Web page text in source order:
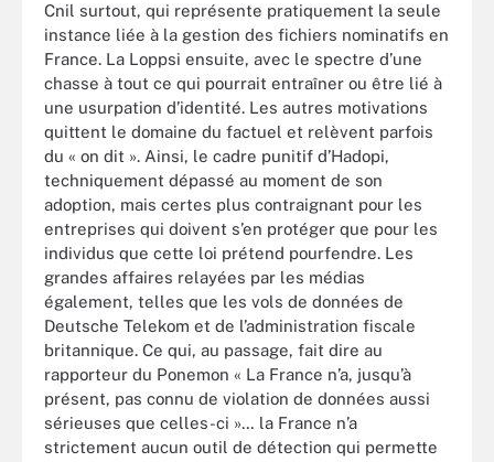
Cnil surtout, qui représente pratiquement la seule
instance liée à la gestion des fichiers nominatifs en
France. La Loppsi ensuite, avec le spectre d’une
chasse à tout ce qui pourrait entraîner ou être lié à
une usurpation d’identité. Les autres motivations
quittent le domaine du factuel et relèvent parfois
du « on dit ». Ainsi, le cadre punitif d’Hadopi,
techniquement dépassé au moment de son
adoption, mais certes plus contraignant pour les
entreprises qui doivent s’en protéger que pour les
individus que cette loi prétend pourfendre. Les
grandes affaires relayées par les médias
également, telles que les vols de données de
Deutsche Telekom et de l’administration fiscale
britannique. Ce qui, au passage, fait dire au
rapporteur du Ponemon « La France n’a, jusqu’à
présent, pas connu de violation de données aussi
sérieuses que celles-ci »… la France n’a
strictement aucun outil de détection qui permette